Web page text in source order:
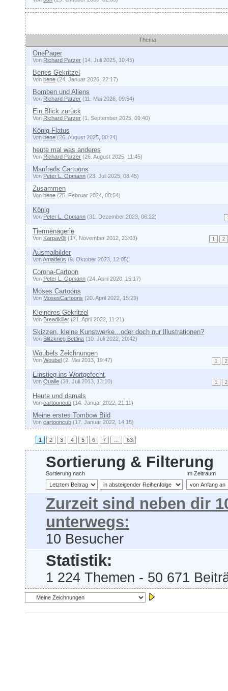
Thema
OnePager
Von Richard Parzer (14. Juli 2025, 10:45)
Benes Gekritzel
Von bene (24. Januar 2026, 22:17)
Bomben und Aliens
Von Richard Parzer (11. Mai 2026, 09:54)
Ein Blick zurück
Von Richard Parzer (1. September 2025, 09:40)
König Flatus
Von bene (26. August 2025, 00:24)
heute mal was anderes
Von Richard Parzer (26. August 2025, 11:45)
Manfreds Cartoons
Von Peter L. Opmann (23. Juli 2025, 08:45)
Zusammen
Von bene (25. Februar 2024, 00:54)
König
Von Peter L. Opmann (31. Dezember 2023, 06:22)
Tiermenagerie
1 2
Von Karpav0li (17. November 2012, 23:03)
Ausmalbilder
VonAmadeus (9. Oktober 2023, 12:05)
Corona-Cartoon
Von Peter L. Opmann (24. April 2020, 15:17)
Moses Cartoons
Von MosesCartoons (20. April 2022, 15:29)
Kleineres Gekritzel
Von Breadkiller (21. April 2022, 11:21)
Skizzen, kleine Kunstwerke...oder doch nur Illustrationen?
Von Blitzkrieg Bettina (10. Juli 2022, 20:42)
Woubels Zeichnungen
1 2
Von Woubel (2. Mai 2013, 19:47)
Einstieg ins Wortgefecht
1 2
Von Qualle (31. Juli 2013, 13:10)
Heute und damals
Von cartooncub (14. Januar 2022, 21:11)
Meine erstes Tombow Bild
Von cartooncub (17. Januar 2022, 14:15)
1 2 3 4 5 6 7 63
Sortierung & Filterung
Sortierung nach Im Zeitraum
Zurzeit sind neben dir
unterwegs:
10 Besucher
Statistik:
1 224 Themen - 50 671